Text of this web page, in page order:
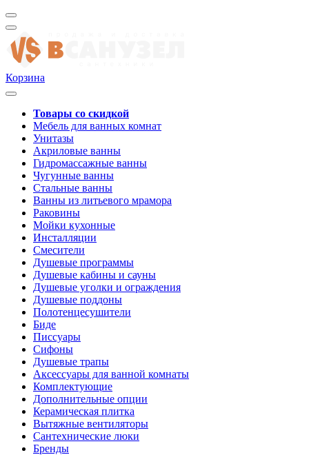
Корзина
Товары со скидкой
Мебель для ванных комнат
Унитазы
Акриловые ванны
Гидромассажные ванны
Чугунные ванны
Стальные ванны
Ванны из литьевого мрамора
Раковины
Мойки кухонные
Инсталляции
Смесители
Душевые программы
Душевые кабины и сауны
Душевые уголки и ограждения
Душевые поддоны
Полотенцесушители
Биде
Писсуары
Сифоны
Душевые трапы
Аксессуары для ванной комнаты
Комплектующие
Дополнительные опции
Керамическая плитка
Вытяжные вентиляторы
Сантехнические люки
Бренды